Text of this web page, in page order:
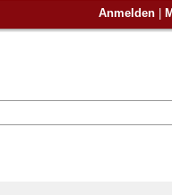
Möchten Sie
verkaufen?
Siehier.
Anmelden